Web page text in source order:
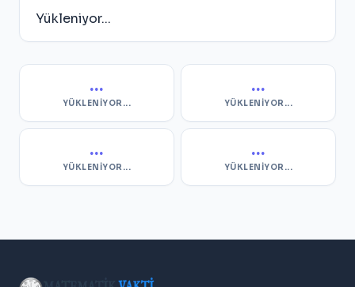
Yükleniyor...
...
YÜKLENIYOR...
...
YÜKLENIYOR...
...
YÜKLENIYOR...
...
YÜKLENIYOR...